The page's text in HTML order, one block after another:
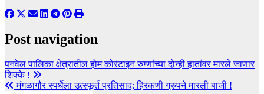
Post navigation
पनवेल पालिका क्षेत्रातील होम कोरंटाइन रुग्णांच्या दोन्ही हातांवर मारले जाणार
शिक्के !
मंगळागौर स्पर्धेला उत्स्फूर्त प्रतिसाद; हिरकणी ग्रुपने मारली बाजी !